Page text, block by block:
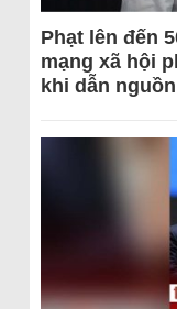
Phạt lên đến
mạng xã hội
khi dẫn